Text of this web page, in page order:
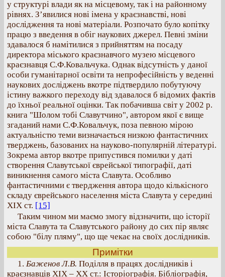
у структурі влади як на місцевому, так і на районному
рівнях. З’явилися нові імена у краєзнавстві, нові
дослідження та нові матеріали. Розпочато було копітку
працю з введення в обіг наукових джерел. Певні зміни
здавалося б намітилися з прийняттям на посаду
директора міського краєзнавчого музею місцевого
краєзнавця С.Ф.Ковальчука. Однак відсутність у даної
особи гуманітарної освіти та непрофесійність у веденні
наукових досліджень вкотре підтвердило побутуючу
істину важкого переходу від здавалося б відомих фактів
до їхньої реальної оцінки. Так побачивша світ у 2002 р.
книга "Шолом тобі Славутчино", автором якої є вище
згаданий нами С.Ф.Ковальчук, поза певною мірою
актуальністю теми визначається низкою фантастичних
тверджень, базованих на науково-популярній літературі.
Зокрема автор вкотре припустився помилки у даті
створення Славутської єврейської типографії, даті
виникнення самого міста Славута. Особливо
фантастичними є твердження автора щодо кількісного
складу єврейського населення міста Славута у середині
ХІХ ст. [15]
Таким чином ми маємо змогу відзначити, що історії
міста Славута та Славутського району до сих пір являє
собою "білу пляму", що ще чекає на своїх дослідників.
Примітки
1. Баженов Л.В. Поділля в працях дослідників і
краєзнавців ХІХ – ХХ ст.: Історіографія. Бібліографія,